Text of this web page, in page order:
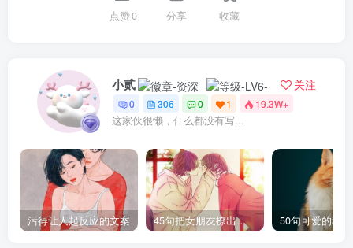
点赞0 分享 收藏
小贰 关注
0 306 0 1 19.3W+
这家伙很懒，什么都没有写...
污得让人起反应的文案 45句把女朋友撩出水的句子 50句可爱的猫